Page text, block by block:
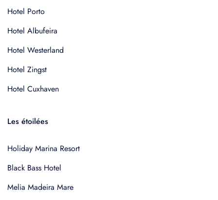
Hotel Porto
Hotel Albufeira
Hotel Westerland
Hotel Zingst
Hotel Cuxhaven
Les étoilées
Holiday Marina Resort
Black Bass Hotel
Melia Madeira Mare